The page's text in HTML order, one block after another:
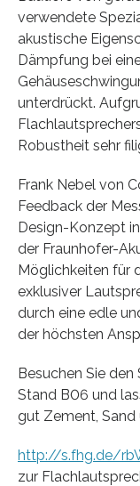
verwendete
akustische
Dämpfung bei
unterdrückt.
Robustheit sehr
Frank Nebel von
Feedback der
Design-Konzept
der Fraunhofer-
Möglichkeiten für
exklusiver
durch eine edle
der höchsten
Besuchen Sie
Stand B06 und
gut Zement, Sand
http://s.fhg.de/
zur